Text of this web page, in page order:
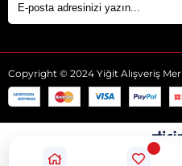
Copyright © 2024 Yiğit Alışveriş